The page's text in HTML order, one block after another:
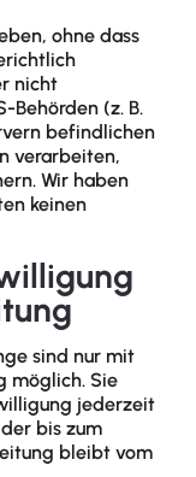
ohne dass
nicht
Behörden (z. B.
befindlichen
verarbeiten,
Wir haben
keinen
sind nur mit
möglich. Sie
jederzeit
bis zum
bleibt vom